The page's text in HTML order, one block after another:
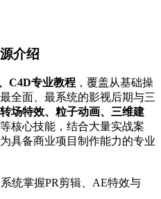
介绍
C4D专业教程 ，覆盖从基础操
全面、最系统的影视后期与三
转场特效、粒子动画、三维建
等核心技能，结合大量实战案
具备商业项目制作能力的专业
统掌握PR剪辑、AE特效与